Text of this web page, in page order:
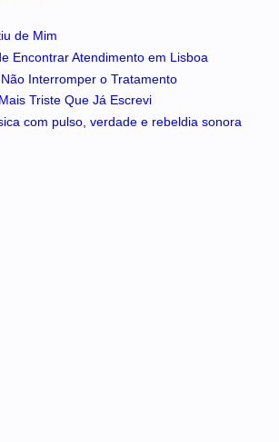
de Mim
Encontrar Atendimento em Lisboa
Interromper o Tratamento
Triste Que Já Escrevi
com pulso, verdade e rebeldia sonora